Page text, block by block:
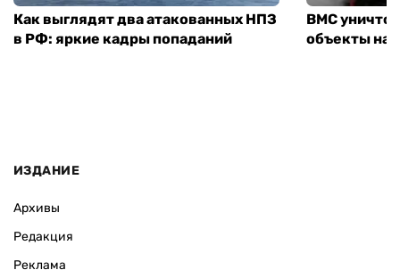
Как выглядят два атакованных НПЗ
в РФ: яркие кадры попаданий
ВМС
объекты на
ИЗДАНИЕ
Архивы
Редакция
Реклама